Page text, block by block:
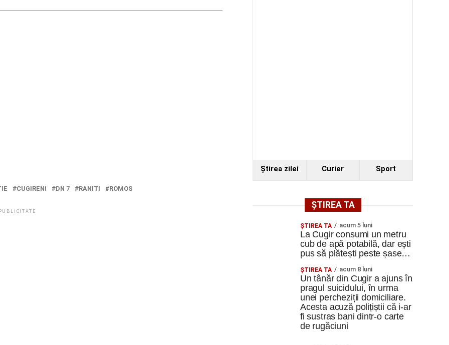
CUGIRENI DN 7 RANITI ROMOS
Ştirea zilei Curier Sport
ȘTIREA TA
ȘTIREA TA acum 5 luni
La Cugir consumi un metru
cub de apă potabilă, dar ești
pus să plătești peste șase…
ȘTIREA TA acum 8 luni
Un tânăr din Cugir a ajuns în
pragul suicidului, în urma
unei percheziții domiciliare.
Acesta acuză polițiștii că i-ar
fi sustras bani dintr-o carte
de rugăciuni